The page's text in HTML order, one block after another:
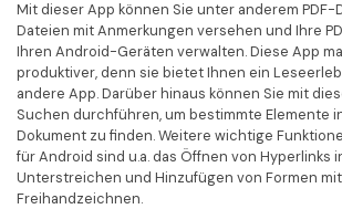
Mit dieser App können Sie unter anderem PDF-
Dateien mit Anmerkungen versehen und Ihre
Ihren Android-Geräten verwalten. Diese App
produktiver, denn sie bietet Ihnen ein
andere App. Darüber hinaus können Sie mit
Suchen durchführen, um bestimmte Elemente
Dokument zu finden. Weitere wichtige
für Android sind u.a. das Öffnen von Hyperlinks
Unterstreichen und Hinzufügen von Formen mit
Freihandzeichnen.